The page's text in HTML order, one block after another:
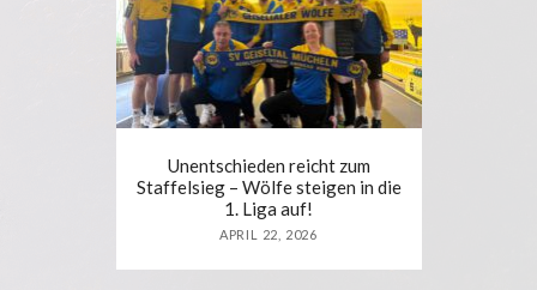
Unentschieden reicht zum
Staffelsieg – Wölfe steigen in die
1. Liga auf!
APRIL 22, 2026